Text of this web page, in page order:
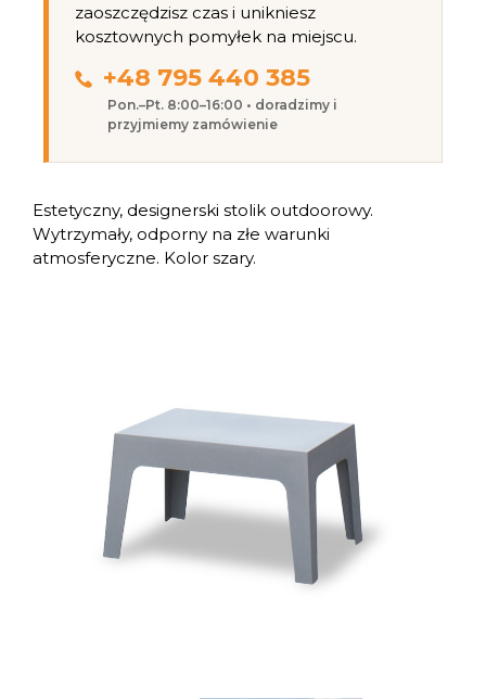
zaoszczędzisz czas i unikniesz
kosztownych pomyłek na miejscu.
+48 795 440 385
Pon.–Pt. 8:00–16:00 • doradzimy i
przyjmiemy zamówienie
Estetyczny, designerski stolik outdoorowy.
Wytrzymały, odporny na złe warunki
atmosferyczne. Kolor szary.